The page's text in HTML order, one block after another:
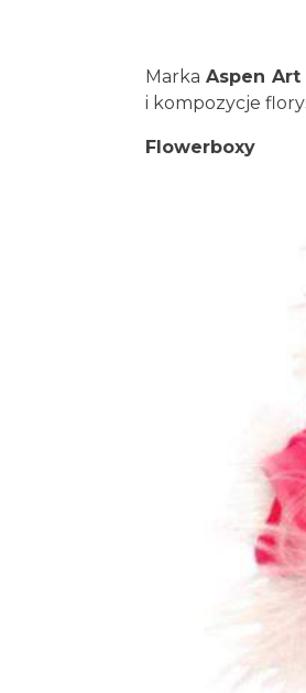
MarkaAspen Art
i kompozycje
Flowerboxy